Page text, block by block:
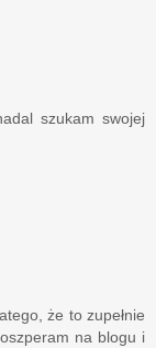
szukam swojej
że to zupełnie
na blogu i